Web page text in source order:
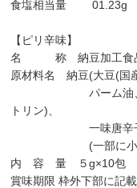
食塩相当量 01.23g
【ピリ辛味】
名 称 納豆加工食
原材料名 納豆(大豆(国
パーム油、食塩、
トリン)、
一味唐辛子、酵
(一部に小麦・
内 容 量
賞味期限 枠外下部に記載